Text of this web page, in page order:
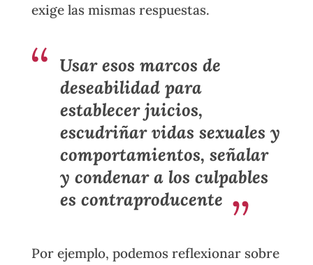
exige las mismas respuestas.
Usar esos marcos de
deseabilidad para
establecer juicios,
escudriñar vidas sexuales y
comportamientos, señalar
y condenar a los culpables
es contraproducente
Por ejemplo, podemos reflexionar sobre